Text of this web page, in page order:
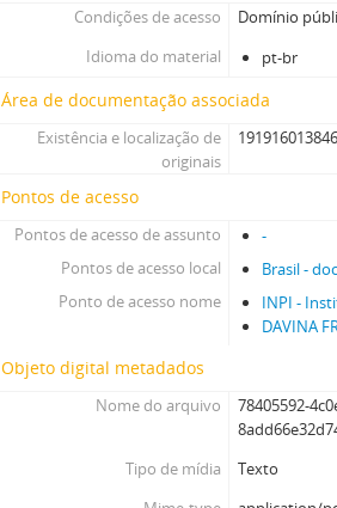
Condições de acesso
Domínio
Idioma do material
pt-br
Área de documentação associada
Existência e localização de
originais
191916013846
Pontos de acesso
Pontos de acesso de assunto
-
Pontos de acesso local
Brasil -
Ponto de acesso nome
INPI -
DAVINA
Objeto digital metadados
Nome do arquivo
78405592-
Tipo de mídia
Texto